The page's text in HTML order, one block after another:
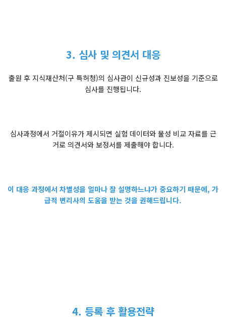
3. 심사 및 의견서 대응
출원 후 지식재산처(구 특허청)의 심사관이 신규성과 진보성을 기준으로
심사를 진행됩니다.
심사과정에서 거절이유가 제시되면 실험 데이터와 물성 비교 자료를 근
거로 의견서와 보정서를 제출해야 합니다.
이 대응 과정에서 차별성을 얼마나 잘 설명하느냐가 중요하기 때문에, 가
급적 변리사의 도움을 받는 것을 권해드립니다.
4. 등록 후 활용전략